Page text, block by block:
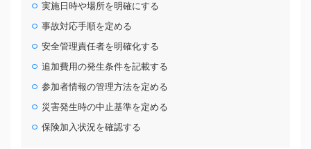
実施日時や場所を明確にする
事故対応手順を定める
安全管理責任者を明確化する
追加費用の発生条件を記載する
参加者情報の管理方法を定める
災害発生時の中止基準を定める
保険加入状況を確認する